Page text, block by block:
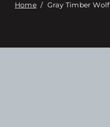
Home/ Gray Timber Wolf